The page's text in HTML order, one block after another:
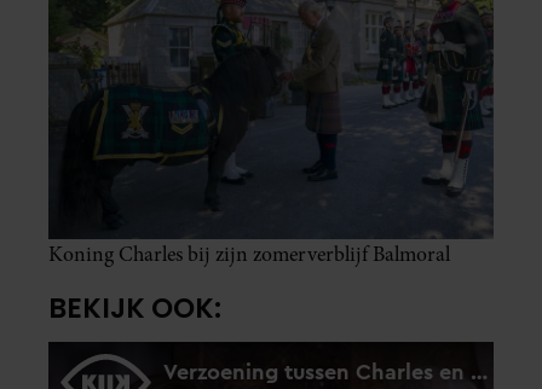
Koning Charles bij zijn zomerverblijf Balmoral
BEKIJK OOK: